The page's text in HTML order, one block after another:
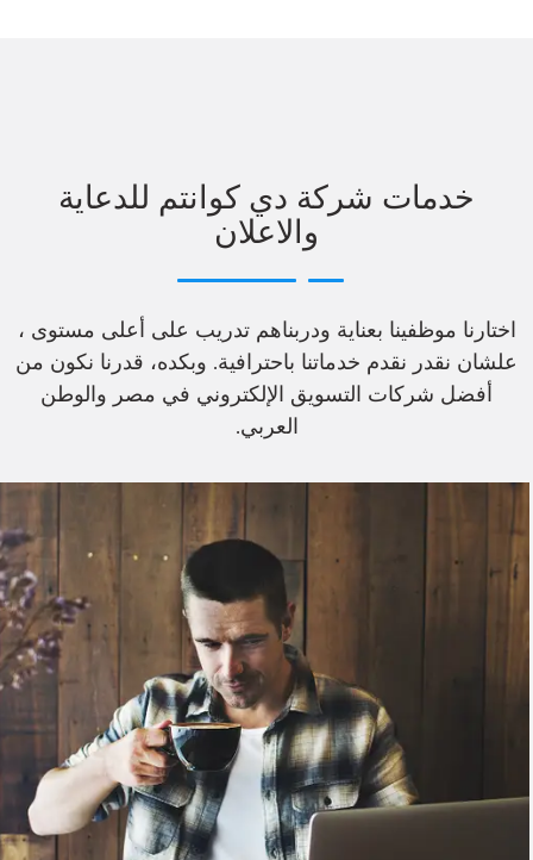
خدمات شركة دي كوانتم للدعاية
والاعلان
اختارنا موظفينا بعناية ودربناهم تدريب على أعلى مستوى ،
علشان نقدر نقدم خدماتنا باحترافية. وبكده، قدرنا نكون من
أفضل شركات التسويق الإلكتروني في مصر والوطن
العربي.